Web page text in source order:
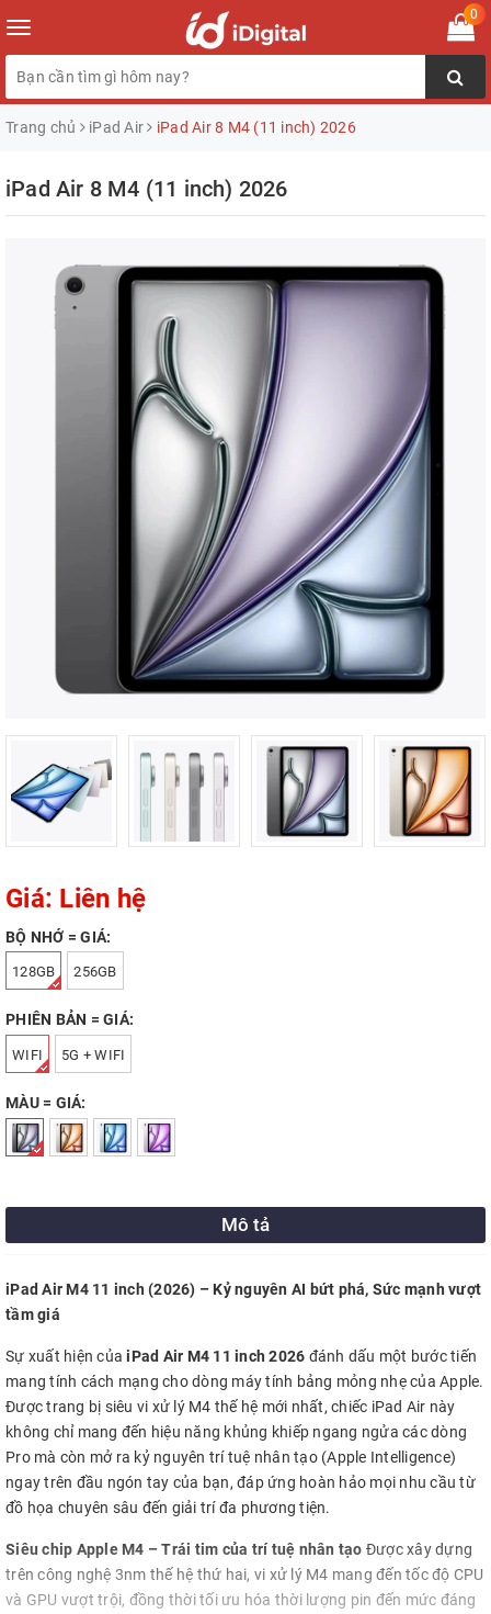
Toggle
navigation
0
Trang chủ iPad Air iPad Air 8 M4 (11 inch) 2026
iPad Air 8 M4 (11 inch) 2026
Giá: Liên hệ
BỘ NHỚ = GIÁ:
128GB 256GB
PHIÊN BẢN = GIÁ:
WIFI 5G + WIFI
MÀU = GIÁ:
Mô tả
iPad Air M4 11 inch (2026) – Kỷ nguyên AI bứt phá, Sức mạnh vượt
tầm giá
Sự xuất hiện củaiPad Air M4 11 inch 2026 đánh dấu một bước tiến
mang tính cách mạng cho dòng máy tính bảng mỏng nhẹ của Apple.
Được trang bị siêu vi xử lý M4 thế hệ mới nhất, chiếc iPad Air này
không chỉ mang đến hiệu năng khủng khiếp ngang ngửa các dòng
Pro mà còn mở ra kỷ nguyên trí tuệ nhân tạo (Apple Intelligence)
ngay trên đầu ngón tay của bạn, đáp ứng hoàn hảo mọi nhu cầu từ
đồ họa chuyên sâu đến giải trí đa phương tiện.
Siêu chip Apple M4 – Trái tim của trí tuệ nhân tạo Được xây dựng
trên công nghệ 3nm thế hệ thứ hai, vi xử lý M4 mang đến tốc độ CPU
và GPU vượt trội, đồng thời tối ưu hóa thời lượng pin đến mức đáng